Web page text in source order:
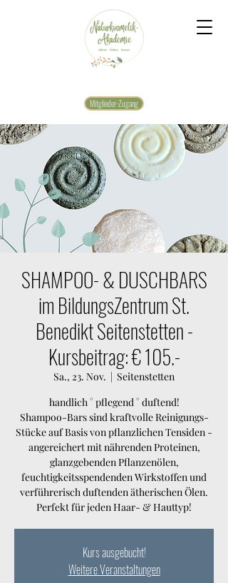
Mitglieder-Zugang
SHAMPOO- & DUSCHBARS
im BildungsZentrum St.
Benedikt Seitenstetten -
Kursbeitrag: € 105.-
Sa., 23. Nov.
  |
Seitenstetten
handlich ° pflegend ° duftend!
Shampoo-Bars sind kraftvolle Reinigungs-
Stücke auf Basis von pflanzlichen Tensiden -
angereichert mit nährenden Proteinen,
glanzgebenden Pflanzenölen,
feuchtigkeitsspendenden Wirkstoffen und
verführerisch duftenden ätherischen Ölen.
Perfekt für jeden Haar- & Hauttyp!
Kurs ausgebucht!
Weitere Veranstaltungen